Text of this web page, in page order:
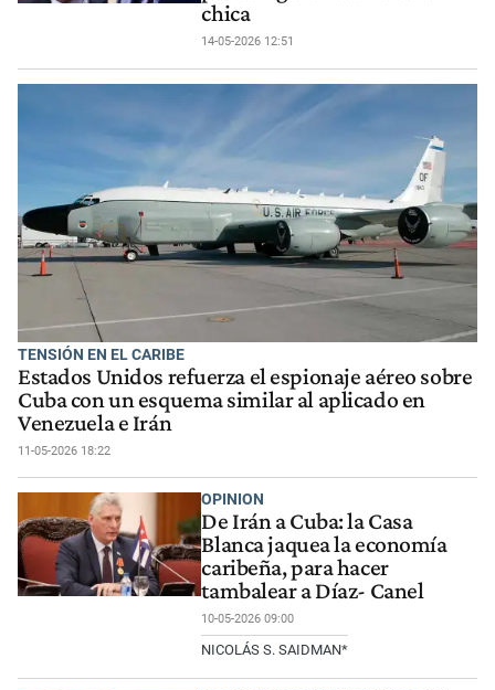
chica
14-05-2026 12:51
TENSIÓN EN EL CARIBE
Estados Unidos refuerza el espionaje aéreo sobre
Cuba con un esquema similar al aplicado en
Venezuela e Irán
11-05-2026 18:22
OPINION
De Irán a Cuba: la Casa
Blanca jaquea la economía
caribeña, para hacer
tambalear a Díaz- Canel
10-05-2026 09:00
NICOLÁS S. SAIDMAN*